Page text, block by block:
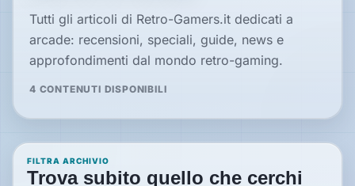
Accedi
/
Registrati
SCOPRI
Tutti gli articoli di Retro-Gamers.it dedicati a
arcade: recensioni, speciali, guide, news e
approfondimenti dal mondo retro-gaming.
4 CONTENUTI DISPONIBILI
FILTRA ARCHIVIO
Trova subito quello che cerchi